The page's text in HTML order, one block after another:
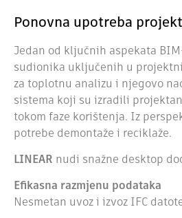
Ponovna upotreba
Jedan od ključnih aspekata
sudionika uključenih u
za toplotnu analizu i njegovo
sistema koji su izradili
tokom faze korištenja. Iz
potrebe demontaže i reciklaže.
LINEAR nudi snažne desktop
Efikasna razmjenu podataka
Nesmetan uvoz i izvoz IFC